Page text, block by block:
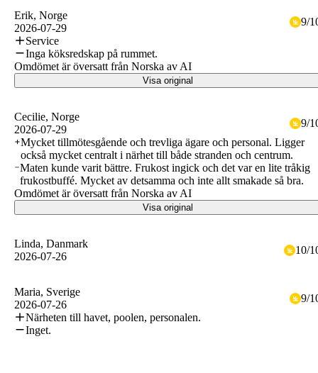
Erik, Norge
2026-07-29
9/
Service
Inga köksredskap på rummet.
Omdömet är översatt från Norska av AI
Visa original
Cecilie, Norge
2026-07-29
9/
Mycket tillmötesgående och trevliga ägare och personal. Ligger
också mycket centralt i närhet till både stranden och centrum.
Maten kunde varit bättre. Frukost ingick och det var en lite tråkig
frukostbuffé. Mycket av detsamma och inte allt smakade så bra.
Omdömet är översatt från Norska av AI
Visa original
Linda, Danmark
2026-07-26
10/
Maria, Sverige
2026-07-26
9/
Närheten till havet, poolen, personalen.
Inget.